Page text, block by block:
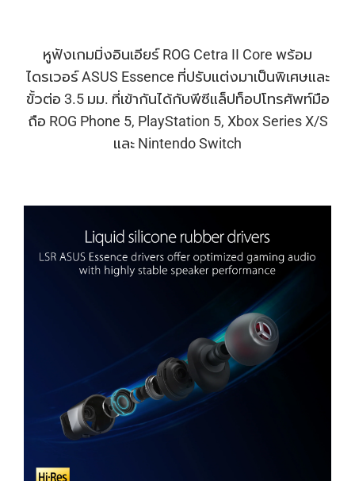
หูฟังเกมมิ่งอินเอียร์ ROG Cetra II Core พร้อม
ไดรเวอร์ ASUS Essence ที่ปรับแต่งมาเป็นพิเศษและ
ขั้วต่อ 3.5 มม. ที่เข้ากันได้กับพีซีแล็ปท็อปโทรศัพท์มือ
ถือ ROG Phone 5, PlayStation 5, Xbox Series X/S
และ Nintendo Switch